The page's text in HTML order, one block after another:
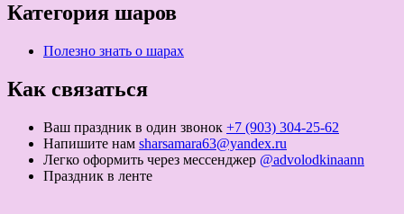
Категория шаров
Полезно знать о шарах
Как связаться
Ваш праздник в один звонок +7 (903) 304-25-62
Напишите нам sharsamara63@yandex.ru
Легко оформить через мессенджер @advolodkinaann
Праздник в ленте